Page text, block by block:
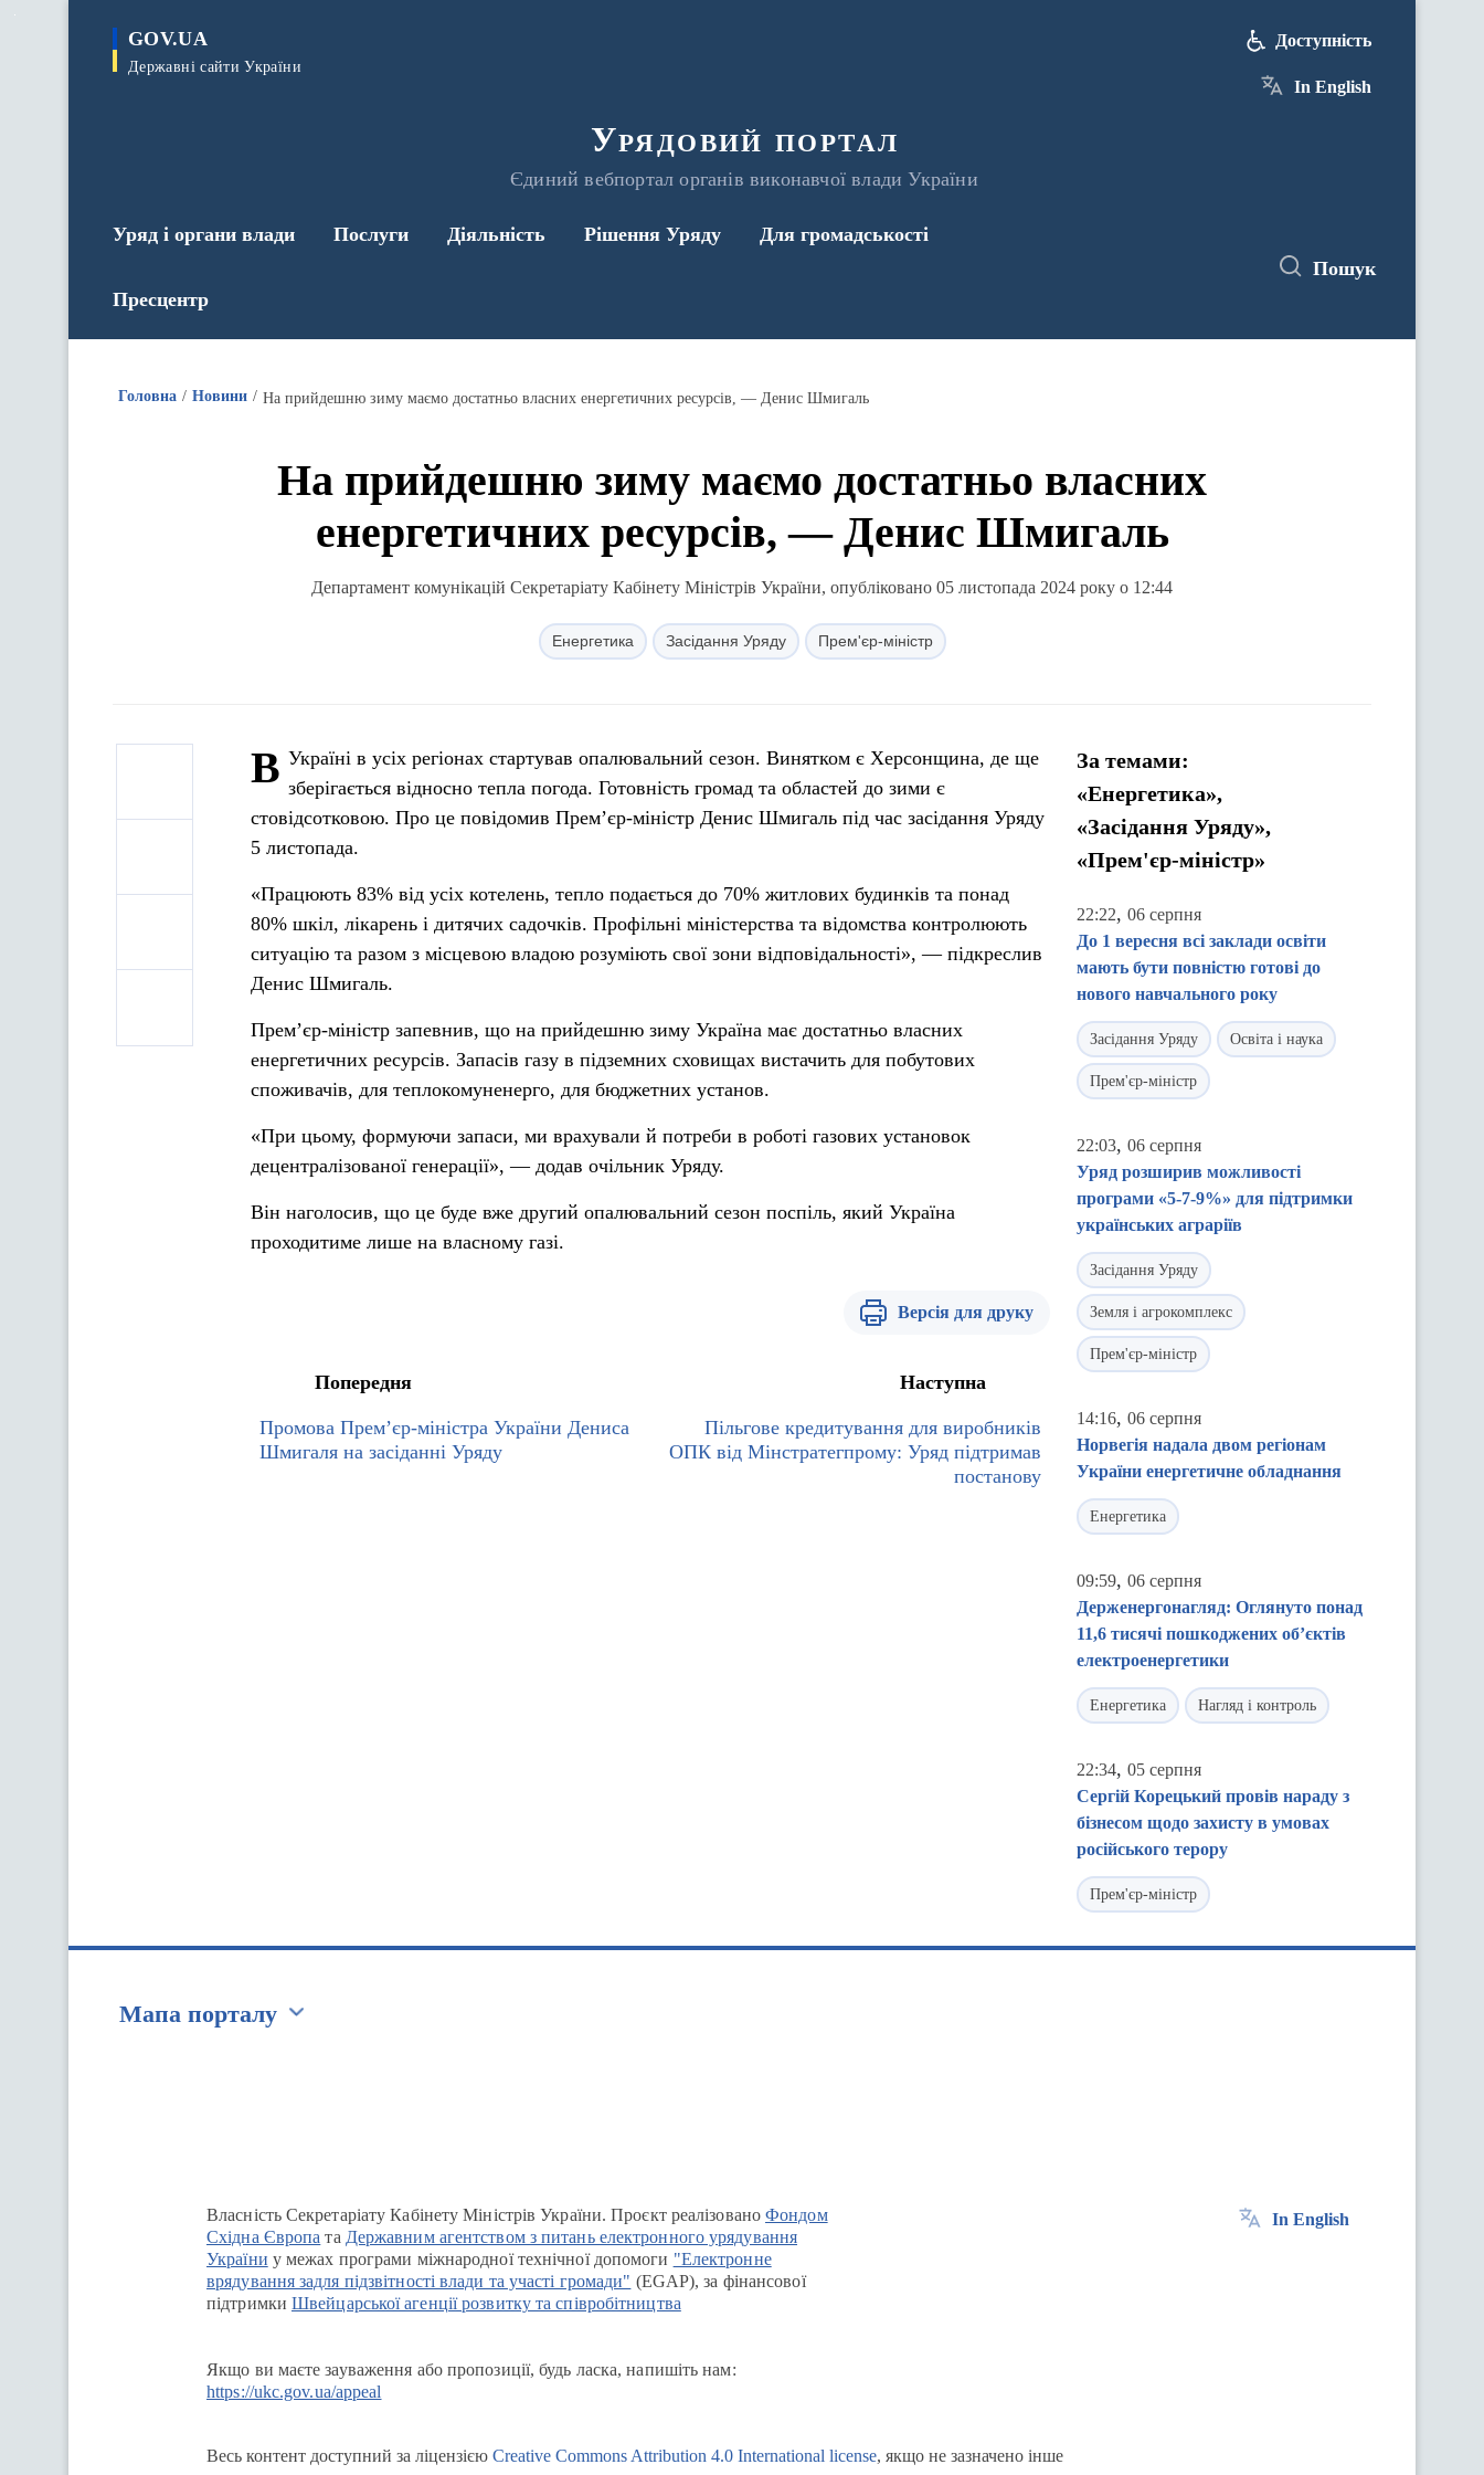
GOV.UA
Державні сайти України
Урядовий портал
Єдиний вебпортал органів виконавчої влади України
Доступність
In English
Уряд і органи влади Послуги Діяльність Рішення Уряду Для громадськості
Пресцентр
Пошук
Головна Новини На прийдешню зиму маємо достатньо власних енергетичних ресурсів, — Денис Шмигаль
На прийдешню зиму маємо достатньо власних
енергетичних ресурсів, — Денис Шмигаль
Департамент комунікацій Секретаріату Кабінету Міністрів України, опубліковано 05 листопада 2024 року о 12:44
Енергетика Засідання Уряду Прем'єр-міністр
В Україні в усіх регіонах стартував опалювальний сезон. Винятком є Херсонщина, де ще
зберігається відносно тепла погода. Готовність громад та областей до зими є
стовідсотковою. Про це повідомив Прем’єр-міністр Денис Шмигаль під час засідання Уряду
5 листопада.
«Працюють 83% від усіх котелень, тепло подається до 70% житлових будинків та понад
80% шкіл, лікарень і дитячих садочків. Профільні міністерства та відомства контролюють
ситуацію та разом з місцевою владою розуміють свої зони відповідальності», — підкреслив
Денис Шмигаль.
Прем’єр-міністр запевнив, що на прийдешню зиму Україна має достатньо власних
енергетичних ресурсів. Запасів газу в підземних сховищах вистачить для побутових
споживачів, для теплокомуненерго, для бюджетних установ.
«При цьому, формуючи запаси, ми врахували й потреби в роботі газових установок
децентралізованої генерації», — додав очільник Уряду.
Він наголосив, що це буде вже другий опалювальний сезон поспіль, який Україна
проходитиме лише на власному газі.
Версія для друку
Попередня
Промова Прем’єр-міністра України Дениса
Шмигаля на засіданні Уряду
Наступна
Пільгове кредитування для виробників
ОПК від Мінстратегпрому: Уряд підтримав
постанову
За темами:
«Енергетика»,
«Засідання Уряду»,
«Прем'єр-міністр»
22:22, 06 серпня
До 1 вересня всі заклади освіти
мають бути повністю готові до
нового навчального року
Засідання Уряду Освіта і наука
Прем'єр-міністр
22:03, 06 серпня
Уряд розширив можливості
програми «5-7-9%» для підтримки
українських аграріїв
Засідання Уряду
Земля і агрокомплекс
Прем'єр-міністр
14:16, 06 серпня
Норвегія надала двом регіонам
України енергетичне обладнання
Енергетика
09:59, 06 серпня
Держенергонагляд: Оглянуто понад
11,6 тисячі пошкоджених об’єктів
електроенергетики
Енергетика Нагляд і контроль
22:34, 05 серпня
Сергій Корецький провів нараду з
бізнесом щодо захисту в умовах
російського терору
Прем'єр-міністр
Мапа порталу
Власність Секретаріату Кабінету Міністрів України. Проєкт реалізованоФондом
Східна Європа та Державним агентством з питань електронного урядування
України у межах програми міжнародної технічної допомоги "Електронне
врядування задля підзвітності влади та участі громади" (EGAP), за фінансової
підтримки Швейцарської агенції розвитку та співробітництва
Якщо ви маєте зауваження або пропозиції, будь ласка, напишіть нам:
https://ukc.gov.ua/appeal
In English
Весь контент доступний за ліцензією Creative Commons Attribution 4.0 International license, якщо не зазначено інше